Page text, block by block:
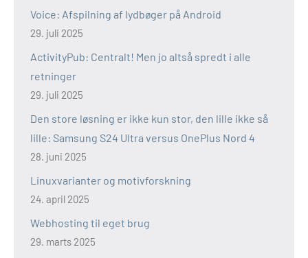
Voice: Afspilning af lydbøger på Android
29. juli 2025
ActivityPub: Centralt! Men jo altså spredt i alle
retninger
29. juli 2025
Den store løsning er ikke kun stor, den lille ikke så
lille: Samsung S24 Ultra versus OnePlus Nord 4
28. juni 2025
Linuxvarianter og motivforskning
24. april 2025
Webhosting til eget brug
29. marts 2025